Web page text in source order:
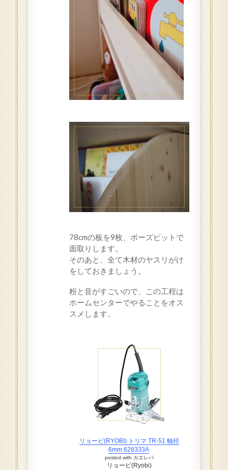
78cmの板を9枚、ボーズビットで
面取りします。
そのあと、全て木材のヤスリがけ
をしておきましょう。
粉と音がすごいので、この工程は
ホームセンターでやることをオス
スメします。
リョービ(RYOBI) トリマ TR-51 軸径
6mm 628333A
posted with カエレバ
リョービ(Ryobi)